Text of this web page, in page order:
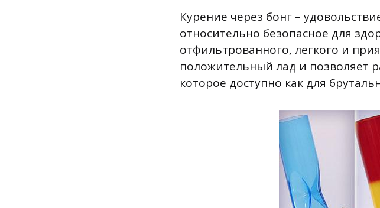
Курение через бонг –
относительно безопасное для
отфильтрованного, легкого и
положительный лад и позволяет
которое доступно как для